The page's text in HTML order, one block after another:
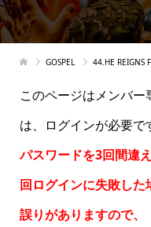
GOSPEL 44.HE REIGNS
このページはメンバ
は、ログインが必要で
パスワードを3回間違
回ログインに失敗し
誤りがありますので、